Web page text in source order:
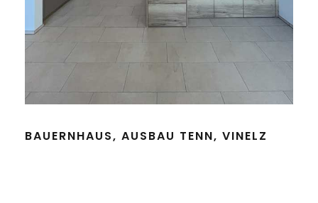
BAUERNHAUS, AUSBAU TENN, VINELZ